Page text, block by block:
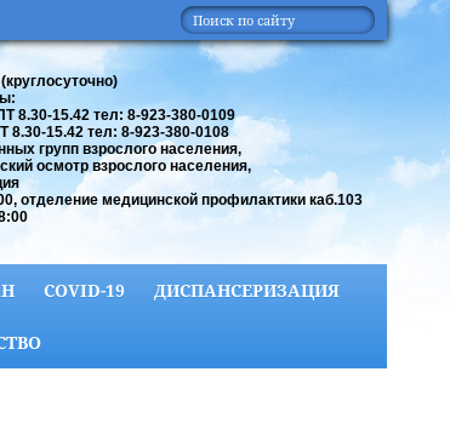
8.30-15.42 тел: 8-923-380-0109
15.42 тел: 8-923-380-0108
групп взрослого населения,
осмотр взрослого населения,
отделение медицинской профилактики каб.103
COVID-19 ДИСПАНСЕРИЗАЦИЯ